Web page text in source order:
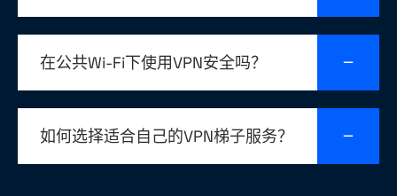
在公共Wi-Fi下使用VPN安全吗？
如何选择适合自己的VPN梯子服务？